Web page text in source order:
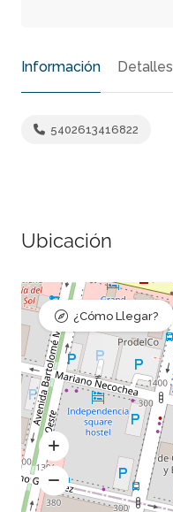
Información Detalles
5402613416822
Ubicación
¿Cómo Llegar?